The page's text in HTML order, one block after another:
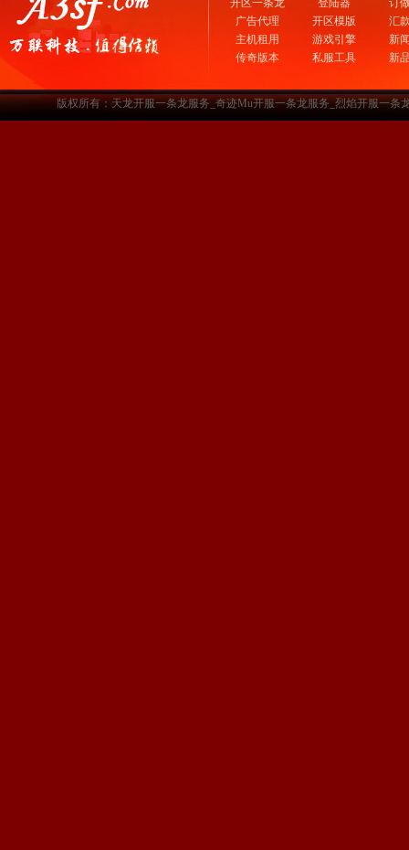
开区一条龙
广告代理
主机租用
传奇版本
登陆器
开区模版
游戏引擎
私服工具
订
汇
新
新
版权所有：天龙开服一条龙服务_奇迹Mu开服一条龙服务_烈焰开服一条